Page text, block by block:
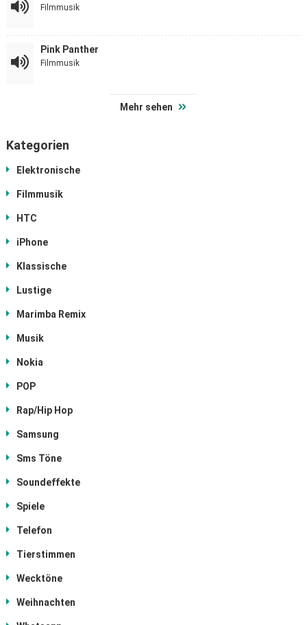
Filmmusik
Pink Panther
Filmmusik
Mehr sehen
Kategorien
Elektronische
Filmmusik
HTC
iPhone
Klassische
Lustige
Marimba Remix
Musik
Nokia
POP
Rap/Hip Hop
Samsung
Sms Töne
Soundeffekte
Spiele
Telefon
Tierstimmen
Wecktöne
Weihnachten